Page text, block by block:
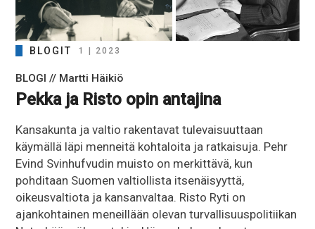
BLOGIT 1 | 2023
BLOGI // Martti Häikiö
Pekka ja Risto opin antajina
Kansakunta ja valtio rakentavat tulevaisuuttaan
käymällä läpi menneitä kohtaloita ja ratkaisuja. Pehr
Evind Svinhufvudin muisto on merkittävä, kun
pohditaan Suomen valtiollista itsenäisyyttä,
oikeusvaltiota ja kansanvaltaa. Risto Ryti on
ajankohtainen meneillään olevan turvallisuuspolitiikan